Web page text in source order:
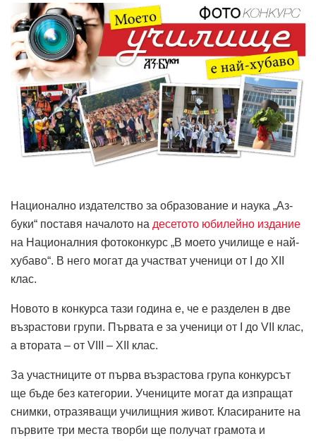
Национално издателство за образование и наука „Аз-
буки“ поставя началото на десетото юбилейно издание
на Националния фотоконкурс „В моето училище е най-
хубаво“. В него могат да участват ученици от I до XII
клас.
Новото в конкурса тази година е, че е разделен в две
възрастови групи. Първата е за ученици от I до VII клас,
а втората – от VIII – XII клас.
За участниците от първа възрастова група конкурсът
ще бъде без категории. Учениците могат да изпращат
снимки, отразяващи училищния живот. Класираните на
първите три места творби ще получат грамота и